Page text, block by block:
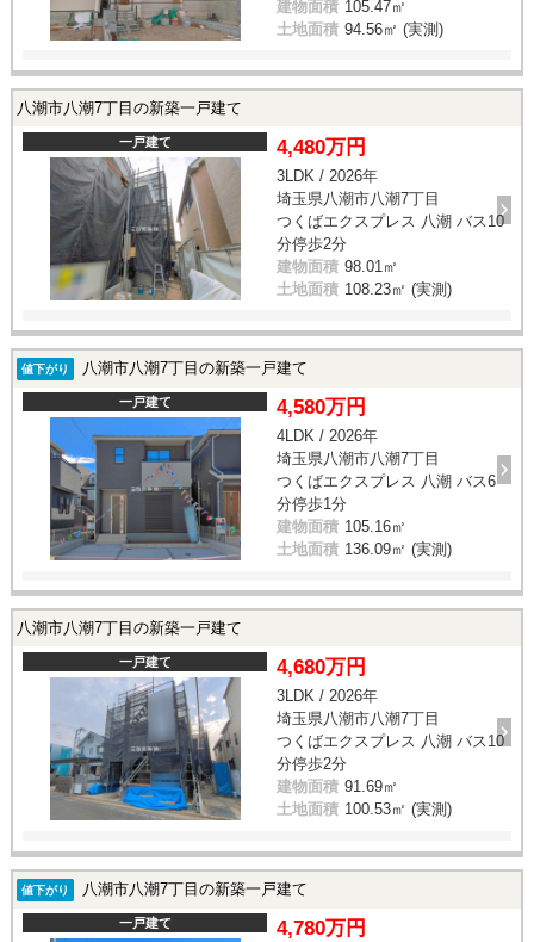
建物面積 105.47㎡
土地面積 94.56㎡ (実測)
八潮市八潮7丁目の新築一戸建て
一戸建て 4,480万円
3LDK / 2026年
埼玉県八潮市八潮7丁目
つくばエクスプレス 八潮 バス10
分停歩2分
建物面積 98.01㎡
土地面積 108.23㎡ (実測)
値下がり 八潮市八潮7丁目の新築一戸建て
一戸建て 4,580万円
4LDK / 2026年
埼玉県八潮市八潮7丁目
つくばエクスプレス 八潮 バス6
分停歩1分
建物面積 105.16㎡
土地面積 136.09㎡ (実測)
八潮市八潮7丁目の新築一戸建て
一戸建て 4,680万円
3LDK / 2026年
埼玉県八潮市八潮7丁目
つくばエクスプレス 八潮 バス10
分停歩2分
建物面積 91.69㎡
土地面積 100.53㎡ (実測)
値下がり 八潮市八潮7丁目の新築一戸建て
一戸建て 4,780万円